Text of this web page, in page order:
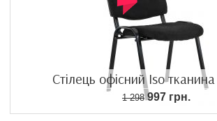
Стілець офісний Iso
1 298997 грн.